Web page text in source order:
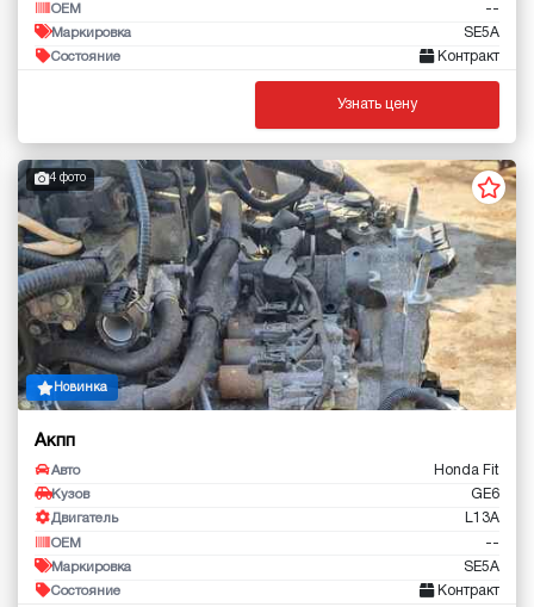
OEM --
Маркировка SE5A
Состояние Контракт
Узнать цену
4 фото
Новинка
Акпп
Авто Honda Fit
Кузов GE6
Двигатель L13A
OEM --
Маркировка SE5A
Состояние Контракт